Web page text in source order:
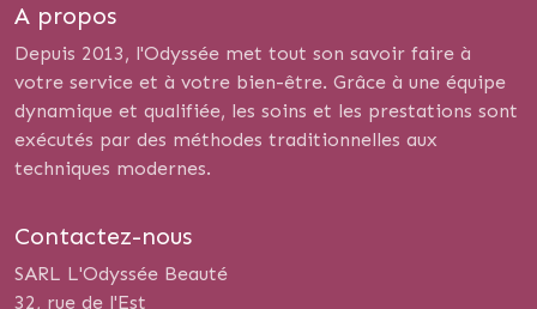
A propos
Depuis 2013, l'Odyssée met tout son savoir faire à
votre service et à votre bien-être. Grâce à une équipe
dynamique et qualifiée, les soins et les prestations sont
exécutés par des méthodes traditionnelles aux
techniques modernes.
Contactez-nous
SARL L'Odyssée Beauté
32, rue de l'Est